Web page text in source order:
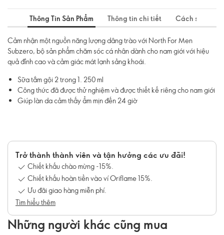
Thông Tin Sản Phẩm Thông tin chi tiết Cách sử dụng
Cảm nhận một nguồn năng lượng dâng trào với North For Men
Subzero, bộ sản phẩm chăm sóc cá nhân dành cho nam giới với hiệu
quả đỉnh cao và cảm giác mát lạnh sảng khoái.
Sữa tắm gội 2 trong 1. 250 ml
Công thức đã được thử nghiệm và được thiết kế riêng cho nam giới
Giúp làn da cảm thấy ẩm mịn đến 24 giờ
Trở thành thành viên và tận hưởng các ưu đãi!
Chiết khấu chào mừng -15%.
Chiết khấu hoàn tiền vào ví Oriflame 15%.
Ưu đãi giao hàng miễn phí.
Tìm hiểu thêm
Những người khác cũng mua